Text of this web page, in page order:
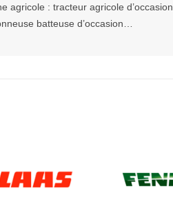
agricole : tracteur agricole d’occasion,
batteuse d’occasion…